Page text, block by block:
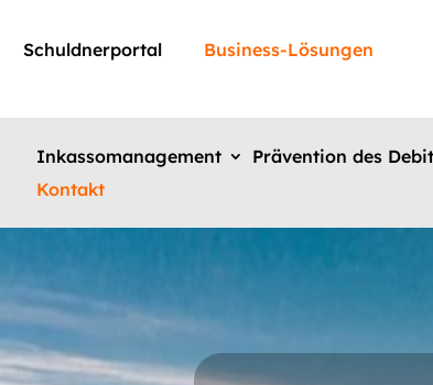
Schuldnerportal Business-Lösungen
Inkassomanagement Prävention des
Kontakt